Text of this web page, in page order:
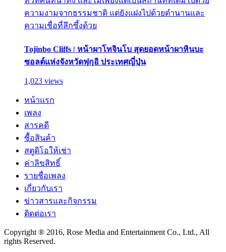
ความงามจากธรรมชาติ แต่ยังแฝงไปด้วยตำนานและ
ความเชื่อที่ลึกซึ้งด้วย
Tojinbo Cliffs | หน้าผาโทจินโบ สุดยอดหน้าผาหินบะ
ซอลต์แห่งจังหวัดฟุกุอิ ประเทศญี่ปุ่น
1,023 views
หน้าแรก
เพลง
สารคดี
ซื้อสินค้า
สตูดิโอให้เช่า
ค่าลิขสิทธิ์
รายชื่อเพลง
เกี่ยวกับเรา
ข่าวสารและกิจกรรม
ติดต่อเรา
Copyright ® 2016, Rose Media and Entertainment Co., Ltd., All
rights Reserved.